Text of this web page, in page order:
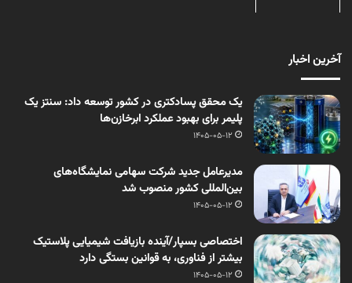
آخرین اخبار
یک محقق پسادکتری در کشور توسعه داد: سنتز یک
پلیمر برای بهبود عملکرد ابرخازن‌ها
1405-05-12
مدیرعامل جدید شرکت سهامی نمایشگاه‌های
بین‌المللی کشور منصوب شد
1405-05-12
اختصاصی بسپار/آینده بازیافت شیمیایی پلاستیک
بیشتر از فناوری، به قوانین بستگی دارد
1405-05-12